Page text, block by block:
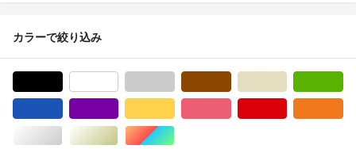
カラーで絞り込み
シルバー/銀色系ゴールド/金色系マルチカラー